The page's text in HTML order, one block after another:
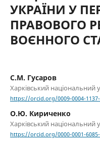
УКРАЇНИ У
ПРАВОВОГО
ВОЄННОГО
С.М. Гусаров
Харківський національний
https://orcid.org/0009-0004-
О.Ю. Кириченко
Харківський національний
https://orcid.org/0000-0001-